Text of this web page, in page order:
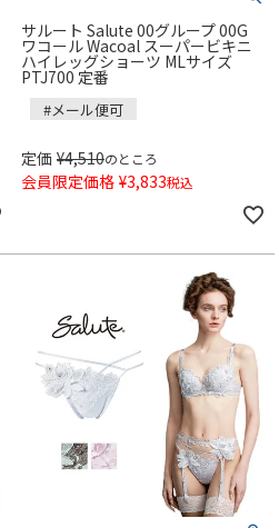
サルート Salute 00グループ 00G
ワコール Wacoal スーパービキニ
ハイレッグショーツ MLサイズ
PTJ700 定番
#メール便可
定価 ¥4,510のところ
会員限定価格 ¥3,833税込